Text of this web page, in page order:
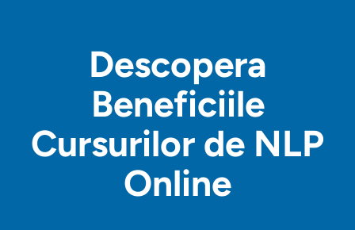
Descopera
Beneficiile
Cursurilor de NLP
Online